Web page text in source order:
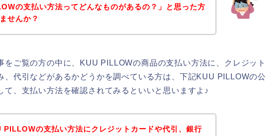
の支払い方法ってどんなものがあるの？」と思った方
せんか？
をご覧の方の中に、KUU PILLOWの商品の支払い方法に、クレジット
、代引などがあるかどうかを調べている方は、下記KUU PILLOWの公
て、支払い方法を確認されてみるといいと思いますよ♪
PILLOWの支払い方法にクレジットカードや代引、銀行